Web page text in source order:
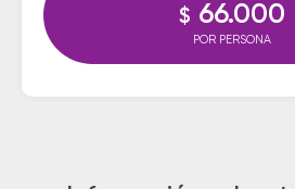
$ 66.000
POR PERSONA